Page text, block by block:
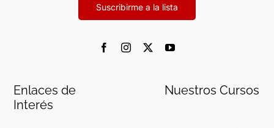
Enlaces de
Interés
Nuestros Cursos